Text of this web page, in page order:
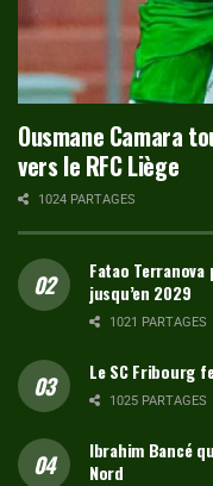
Ousmane Camara
vers le RFC Liège
1024 PARTAGES
Fatao
jusqu’en 2029
1021 PARTAGES
Le SC Fribourg
1025 PARTAGES
Ibrahim Bancé
Nord